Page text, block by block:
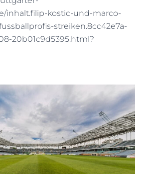
inhalt.filip-kostic-und-marco-
streiken.8cc42e7a-
20b01c9d5395.html?